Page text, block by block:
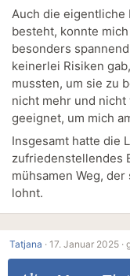
Auch die eigentliche
besteht, konnte
besonders
keinerlei Risiken
mussten, um sie zu
nicht mehr und
geeignet, um mich
Insgesamt hatte die
zufriedenstellendes
mühsamen Weg,
lohnt.
Tatjana · 17. Januar 2025 ·